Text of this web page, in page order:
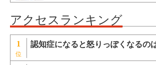
アクセスランキング
1 認知症になると怒りっぽくなるの